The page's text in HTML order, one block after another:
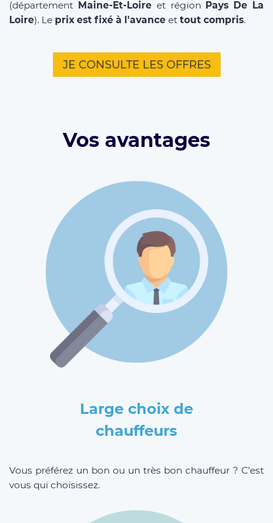
(département Maine-Et-Loireet région Pays De La
Loire). Le prix est fixé à l'avance et tout compris.
JE CONSULTE LES OFFRES
Vos avantages
Large choix de
chauffeurs
Vous préférez un bon ou un très bon chauffeur ? C’est
vous qui choisissez.